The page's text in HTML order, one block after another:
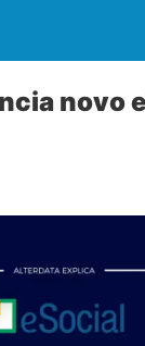
novo